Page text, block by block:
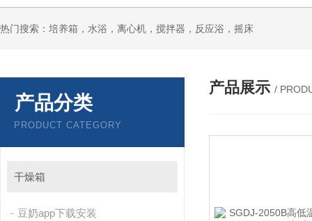
热门搜索：培养箱，水浴，离心机，搅拌器，反应浴，摇床
产品分类
PRODUCT CATEGORY
干燥箱
豆奶app下载安装
产品展示 /